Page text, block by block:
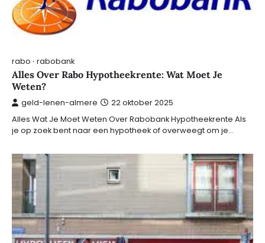
rabo rabobank
Alles Over Rabo Hypotheekrente: Wat Moet Je
Weten?
geld-lenen-almere 22 oktober 2025
Alles Wat Je Moet Weten Over Rabobank Hypotheekrente Als
je op zoek bent naar een hypotheek of overweegt om je…